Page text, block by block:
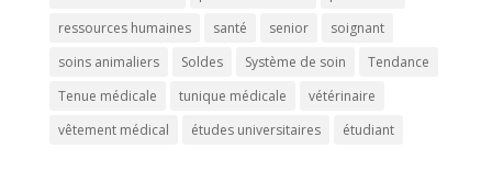
ressources humaines
santé senior
soignant
soins animaliers
Soldes Système de soin
Tendance
Tenue médicale
tunique médicale
vétérinaire
vêtement médical
études universitaires étudiant